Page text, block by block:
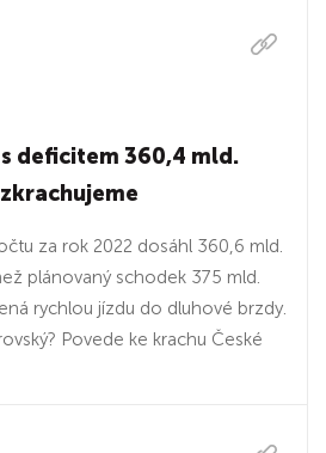
deficitem 360,4 mld.
za rok 2022 dosáhl 360,6 mld.
plánovaný schodek 375 mld.
rychlou jízdu do dluhové brzdy.
Povede ke krachu České